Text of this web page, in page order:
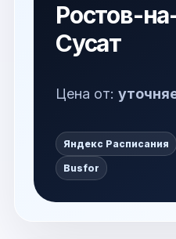
Ростов-
Сусат
Цена от:
Яндекс Расписания
Busfor